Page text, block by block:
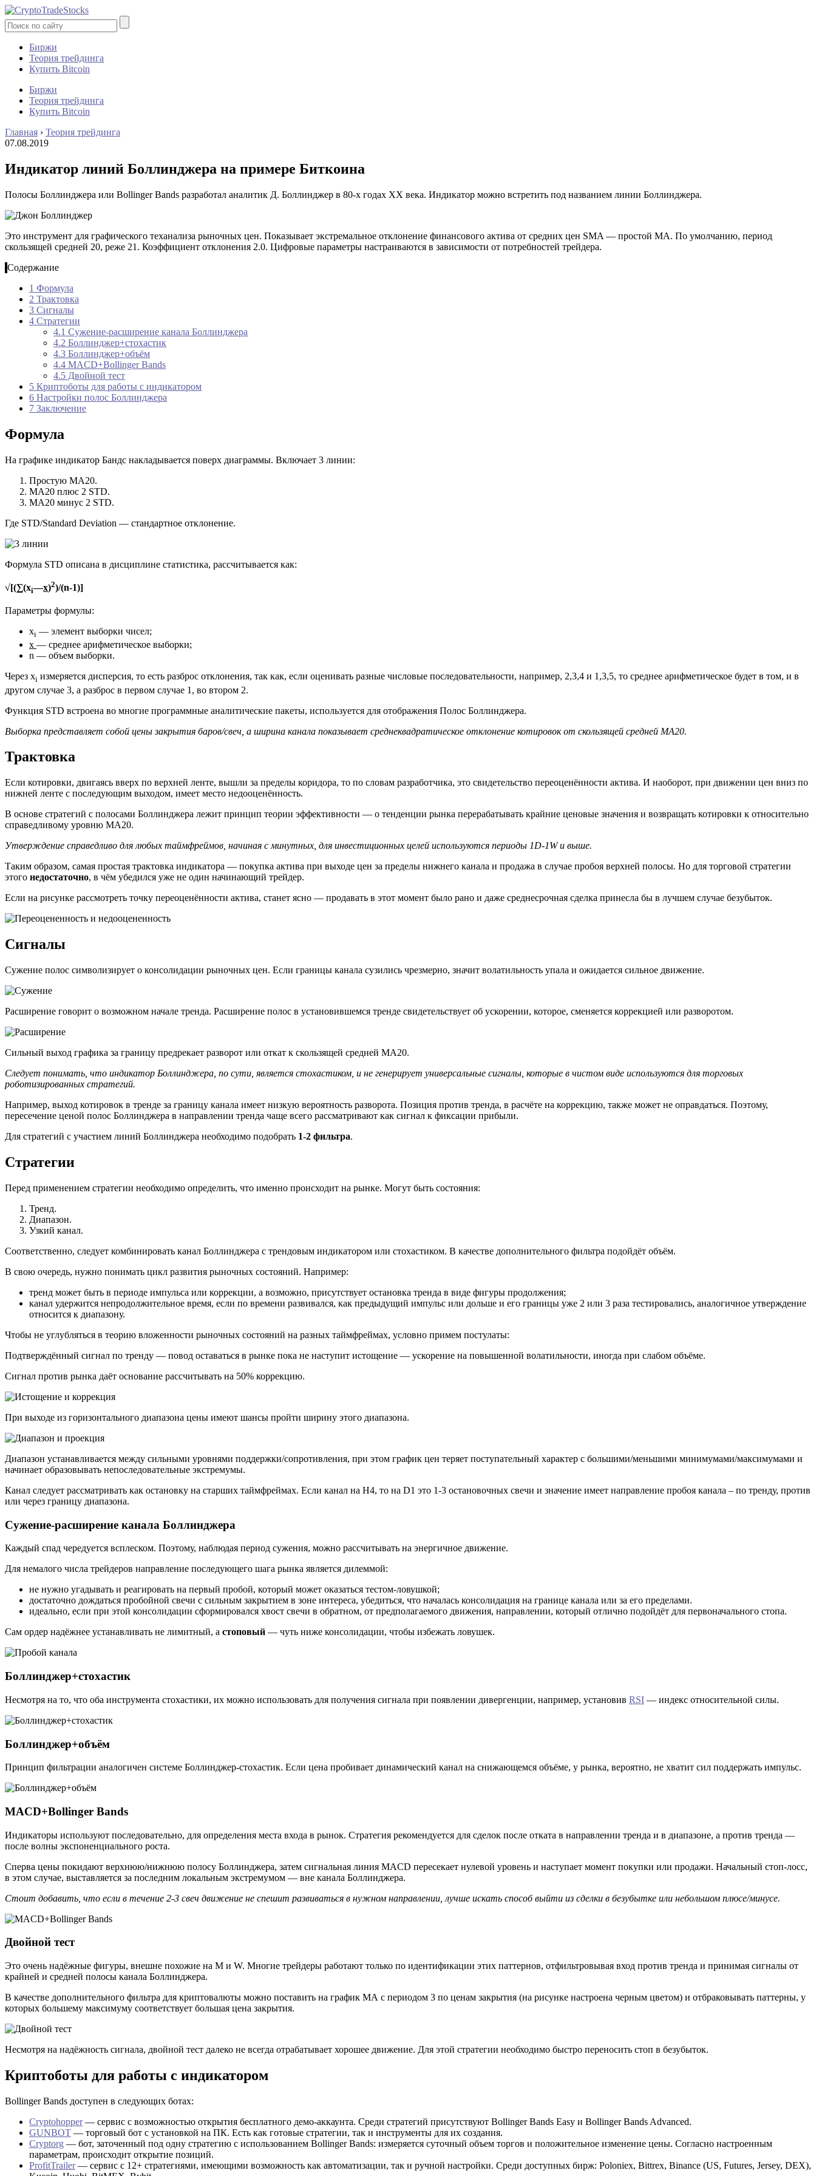
Биржи
Теория трейдинга
Купить Bitcoin
Биржи
Теория трейдинга
Купить Bitcoin
Главная › Теория трейдинга
07.08.2019
Индикатор линий Боллинджера на примере Биткоина
Полосы Боллинджера или Bollinger Bands разработал аналитик Д. Боллинджер в 80-х годах ХХ века. Индикатор можно встретить под названием линии Боллинджера.
Это инструмент для графического теханализа рыночных цен. Показывает экстремальное отклонение финансового актива от средних цен SMA — простой МА. По умолчанию, период
скользящей средней 20, реже 21. Коэффициент отклонения 2.0. Цифровые параметры настраиваются в зависимости от потребностей трейдера.
Содержание
1 Формула
2 Трактовка
3 Сигналы
4 Стратегии
4.1 Сужение-расширение канала Боллинджера
4.2 Боллинджер+стохастик
4.3 Боллинджер+объём
4.4 MACD+Bollinger Bands
4.5 Двойной тест
5 Криптоботы для работы с индикатором
6 Настройки полос Боллинджера
7 Заключение
Формула
На графике индикатор Бандс накладывается поверх диаграммы. Включает 3 линии:
Простую МА20.
МА20 плюс 2 STD.
МА20 минус 2 STD.
Где STD/Standard Deviation — стандартное отклонение.
Формула STD описана в дисциплине статистика, рассчитывается как:
√[(∑(xi—x)2)/(n-1)]
Параметры формулы:
xi — элемент выборки чисел;
x — среднее арифметическое выборки;
n — объем выборки.
Через xi измеряется дисперсия, то есть разброс отклонения, так как, если оценивать разные числовые последовательности, например, 2,3,4 и 1,3,5, то среднее арифметическое будет в том, и в
другом случае 3, а разброс в первом случае 1, во втором 2.
Функция STD встроена во многие программные аналитические пакеты, используется для отображения Полос Боллинджера.
Выборка представляет собой цены закрытия баров/свеч, а ширина канала показывает среднеквадратическое отклонение котировок от скользящей средней МА20.
Трактовка
Если котировки, двигаясь вверх по верхней ленте, вышли за пределы коридора, то по словам разработчика, это свидетельство переоценённости актива. И наоборот, при движении цен вниз по
нижней ленте с последующим выходом, имеет место недооценённость.
В основе стратегий с полосами Боллинджера лежит принцип теории эффективности — о тенденции рынка перерабатывать крайние ценовые значения и возвращать котировки к относительно
справедливому уровню МА20.
Утверждение справедливо для любых таймфреймов, начиная с минутных, для инвестиционных целей используются периоды 1D-1W и выше.
Таким образом, самая простая трактовка индикатора — покупка актива при выходе цен за пределы нижнего канала и продажа в случае пробоя верхней полосы. Но для торговой стратегии
этого недостаточно, в чём убедился уже не один начинающий трейдер.
Если на рисунке рассмотреть точку переоценённости актива, станет ясно — продавать в этот момент было рано и даже среднесрочная сделка принесла бы в лучшем случае безубыток.
Сигналы
Сужение полос символизирует о консолидации рыночных цен. Если границы канала сузились чрезмерно, значит волатильность упала и ожидается сильное движение.
Расширение говорит о возможном начале тренда. Расширение полос в установившемся тренде свидетельствует об ускорении, которое, сменяется коррекцией или разворотом.
Сильный выход графика за границу предрекает разворот или откат к скользящей средней МА20.
Следует понимать, что индикатор Боллинджера, по сути, является стохастиком, и не генерирует универсальные сигналы, которые в чистом виде используются для торговых
роботизированных стратегий.
Например, выход котировок в тренде за границу канала имеет низкую вероятность разворота. Позиция против тренда, в расчёте на коррекцию, также может не оправдаться. Поэтому,
пересечение ценой полос Боллинджера в направлении тренда чаще всего рассматривают как сигнал к фиксации прибыли.
Для стратегий с участием линий Боллинджера необходимо подобрать 1-2 фильтра.
Стратегии
Перед применением стратегии необходимо определить, что именно происходит на рынке. Могут быть состояния:
Тренд.
Диапазон.
Узкий канал.
Соответственно, следует комбинировать канал Боллинджера с трендовым индикатором или стохастиком. В качестве дополнительного фильтра подойдёт объём.
В свою очередь, нужно понимать цикл развития рыночных состояний. Например:
тренд может быть в периоде импульса или коррекции, а возможно, присутствует остановка тренда в виде фигуры продолжения;
канал удержится непродолжительное время, если по времени развивался, как предыдущий импульс или дольше и его границы уже 2 или 3 раза тестировались, аналогичное утверждение
относится к диапазону.
Чтобы не углубляться в теорию вложенности рыночных состояний на разных таймфреймах, условно примем постулаты:
Подтверждённый сигнал по тренду — повод оставаться в рынке пока не наступит истощение — ускорение на повышенной волатильности, иногда при слабом объёме.
Сигнал против рынка даёт основание рассчитывать на 50% коррекцию.
При выходе из горизонтального диапазона цены имеют шансы пройти ширину этого диапазона.
Диапазон устанавливается между сильными уровнями поддержки/сопротивления, при этом график цен теряет поступательный характер с большими/меньшими минимумами/максимумами и
начинает образовывать непоследовательные экстремумы.
Канал следует рассматривать как остановку на старших таймфреймах. Если канал на Н4, то на D1 это 1-3 остановочных свечи и значение имеет направление пробоя канала – по тренду, против
или через границу диапазона.
Сужение-расширение канала Боллинджера
Каждый спад чередуется всплеском. Поэтому, наблюдая период сужения, можно рассчитывать на энергичное движение.
Для немалого числа трейдеров направление последующего шага рынка является дилеммой:
не нужно угадывать и реагировать на первый пробой, который может оказаться тестом-ловушкой;
достаточно дождаться пробойной свечи с сильным закрытием в зоне интереса, убедиться, что началась консолидация на границе канала или за его пределами.
идеально, если при этой консолидации сформировался хвост свечи в обратном, от предполагаемого движения, направлении, который отлично подойдёт для первоначального стопа.
Сам ордер надёжнее устанавливать не лимитный, а стоповый — чуть ниже консолидации, чтобы избежать ловушек.
Боллинджер+стохастик
Несмотря на то, что оба инструмента стохастики, их можно использовать для получения сигнала при появлении дивергенции, например, установив RSI — индекс относительной силы.
Боллинджер+объём
Принцип фильтрации аналогичен системе Боллинджер-стохастик. Если цена пробивает динамический канал на снижающемся объёме, у рынка, вероятно, не хватит сил поддержать импульс.
MACD+Bollinger Bands
Индикаторы используют последовательно, для определения места входа в рынок. Стратегия рекомендуется для сделок после отката в направлении тренда и в диапазоне, а против тренда —
после волны экспоненциального роста.
Сперва цены покидают верхнюю/нижнюю полосу Боллинджера, затем сигнальная линия MACD пересекает нулевой уровень и наступает момент покупки или продажи. Начальный стоп-лосс,
в этом случае, выставляется за последним локальным экстремумом — вне канала Боллинджера.
Стоит добавить, что если в течение 2-3 свеч движение не спешит развиваться в нужном направлении, лучше искать способ выйти из сделки в безубытке или небольшом плюсе/минусе.
Двойной тест
Это очень надёжные фигуры, внешне похожие на М и W. Многие трейдеры работают только по идентификации этих паттернов, отфильтровывая вход против тренда и принимая сигналы от
крайней и средней полосы канала Боллинджера.
В качестве дополнительного фильтра для криптовалюты можно поставить на график МА с периодом 3 по ценам закрытия (на рисунке настроена черным цветом) и отбраковывать паттерны, у
которых большему максимуму соответствует большая цена закрытия.
Несмотря на надёжность сигнала, двойной тест далеко не всегда отрабатывает хорошее движение. Для этой стратегии необходимо быстро переносить стоп в безубыток.
Криптоботы для работы с индикатором
Bollinger Bands доступен в следующих ботах:
Cryptohopper— сервис с возможностью открытия бесплатного демо-аккаунта. Среди стратегий присутствуют Bollinger Bands Easy и Bollinger Bands Advanced.
GUNBOT — торговый бот с установкой на ПК. Есть как готовые стратегии, так и инструменты для их создания.
Cryptorg — бот, заточенный под одну стратегию с использованием Bollinger Bands: измеряется суточный объем торгов и положительное изменение цены. Согласно настроенным
параметрам, происходит открытие позиций.
ProfitTrailer— сервис с 12+ стратегиями, имеющими возможность как автоматизации, так и ручной настройки. Среди доступных бирж: Poloniex, Bittrex, Binance (US, Futures, Jersey, DEX),